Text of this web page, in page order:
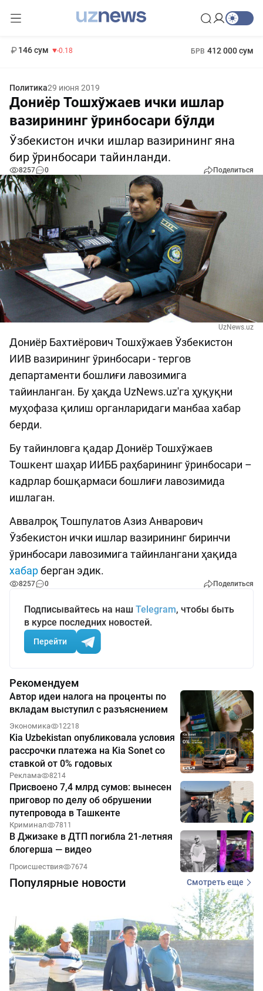
146 сум -0.18 БРВ 412 000 сум
Политика29 июня 2019
Дониёр Тошхўжаев ички ишлар
вазирининг ўринбосари бўлди
Ўзбекистон ички ишлар вазирининг яна
бир ўринбосари тайинланди.
8257 0 Поделиться
UzNews.uz
Дониёр Бахтиёрович Тошхўжаев Ўзбекистон
ИИВ вазирининг ўринбосари - тергов
департаменти бошлиғи лавозимига
тайинланган. Бу ҳақда UzNews.uz'га ҳуқуқни
муҳофаза қилиш органларидаги манбаа хабар
берди.
Бу тайинловга қадар Дониёр Тошхўжаев
Тошкент шаҳар ИИББ раҳбарининг ўринбосари –
кадрлар бошқармаси бошлиғи лавозимида
ишлаган.
Аввалроқ Тошпулатов Азиз Анварович
Ўзбекистон ички ишлар вазирининг биринчи
ўринбосари лавозимига тайинлангани ҳақида
хабарберган эдик.
8257 0 Поделиться
Подписывайтесь на наш Telegram, чтобы быть
в курсе последних новостей.
Перейти
Рекомендуем
Автор идеи налога на проценты по
вкладам выступил с разъяснением
Экономика 12218
Kia Uzbekistan опубликовала условия
рассрочки платежа на Kia Sonet со
ставкой от 0% годовых
Реклама 8214
Присвоено 7,4 млрд сумов: вынесен
приговор по делу об обрушении
путепровода в Ташкенте
Криминал 7811
В Джизаке в ДТП погибла 21-летняя
блогерша — видео
Происшествия 7674
Популярные новости Смотреть еще